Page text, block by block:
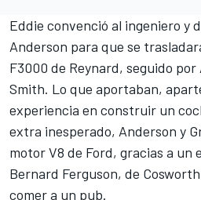
Eddie convenció al ingeniero y
Anderson para que se
F3000 de Reynard, seguido
Smith. Lo que aportaban,
experiencia en construir un
extra inesperado, Anderson y
motor V8 de Ford, gracias a un
Bernard Ferguson, de
comer a un pub.